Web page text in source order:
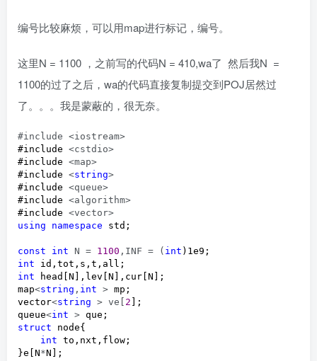
编号比较麻烦，可以用map进行标记，编号。
这里N = 1100 ，之前写的代码N = 410,wa了 然后我N =
1100的过了之后，wa的代码直接复制提交到POJ居然过
了。。。我是蒙蔽的，很无奈。
#include <iostream>
#include <cstdio>
#include <map>
#include <string>
#include <queue>
#include <algorithm>
#include
using
namespace std;
const int N = 1100 ,INF = ( int
int
int head[N],lev[N],cur[N];
map<string , int > mp;
vector<string > ve[ 2 ];
queue<int >
struct node{
int to,nxt,flow;
}e[N*N];